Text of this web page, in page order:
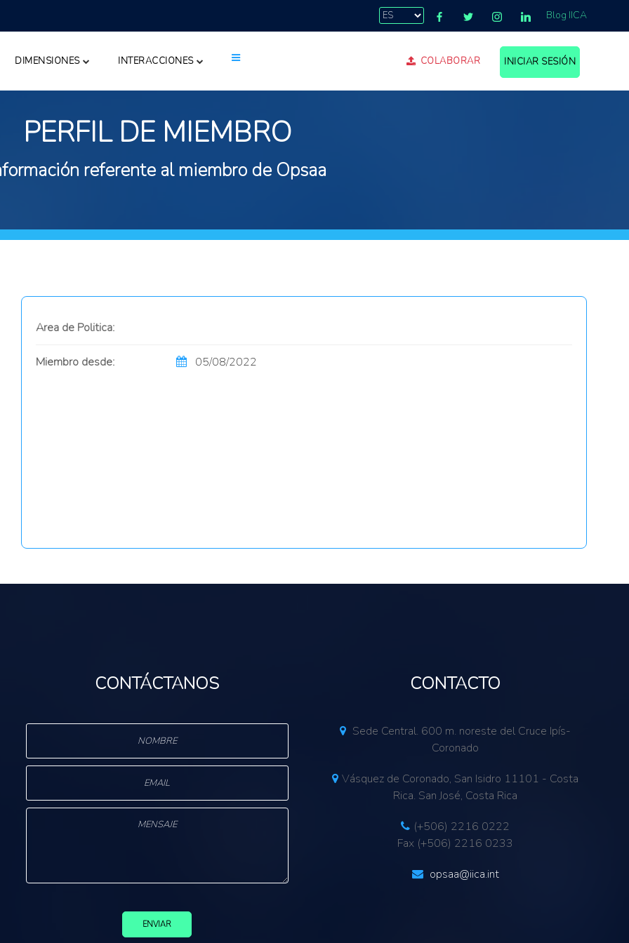
Blog IICA
DIMENSIONES INTERACCIONES COLABORAR INICIAR SESIÓN
PERFIL DE MIEMBRO
referente al miembro de Opsaa
Area de Politica:
Miembro desde: 05/08/2022
CONTÁCTANOS
ENVIAR
CONTACTO
Sede Central. 600 m. noreste del Cruce Ipís-
Coronado
Vásquez de Coronado, San Isidro 11101 - Costa
Rica. San José, Costa Rica
(+506) 2216 0222
Fax (+506) 2216 0233
opsaa@iica.int